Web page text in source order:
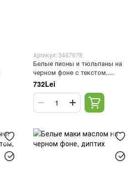
Артикул: 3467678
Белые пионы и тюльпаны на
черном фоне с текстом,
диптих
732Lei